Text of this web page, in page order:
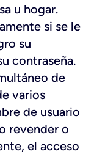
u hogar.
si se le
su
contraseña.
de
varios
de usuario
revender o
el acceso